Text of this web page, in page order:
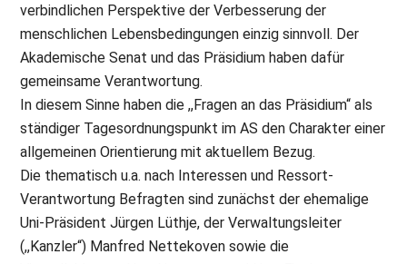
verbindlichen Perspektive der Verbesserung der
menschlichen Lebensbedingungen einzig sinnvoll. Der
Akademische Senat und das Präsidium haben dafür
gemeinsame Verantwortung.
In diesem Sinne haben die ,,Fragen an das Präsidium“ als
ständiger Tagesordnungspunkt im AS den Charakter einer
allgemeinen Orientierung mit aktuellem Bezug.
Die thematisch u.a. nach Interessen und Ressort-
Verantwortung Befragten sind zunächst der ehemalige
Uni-Präsident Jürgen Lüthje, der Verwaltungsleiter
(,,Kanzler“) Manfred Nettekoven sowie die